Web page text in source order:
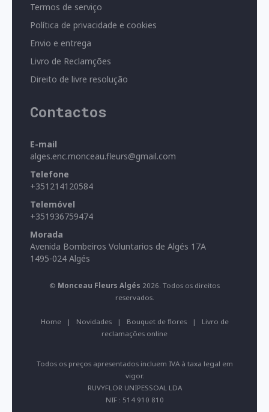
Termos de serviço
Política de privacidade e cookies
Envio e entrega
Livro de Reclamções
Direito de livre resolução
Contactos
E-mail
alges.enc.monceau.fleurs@gmail.com
Telefone
+351214120584
Telemóvel
+351936759474
Morada
Avenida Bombeiros Voluntarios de Algés 17A
1495-024 Algés
© Monceau Fleurs Algés 2026. Todos os direitos
reservados.
Home| Novidades| Bouquet de flores| Livro de
reclamações online
Todos os preços apresentados incluem IVA à taxa legal em
vigor.
RUVYFLOR UNIPESSOAL LDA
NIF : 514 910 810